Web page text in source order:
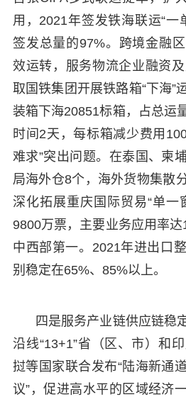
用，2021年签发铁海联运“一
签发总量的97%。跨境金融
效运转，服务物流企业融资
取国铁集团开展铁路箱“下海”
装箱下海20851标箱，占总运
时间2天，每标箱减少费用
难求”突出问题。在泰国、柬
局海外仓8个，海外货物集散
深化拓展重庆国际贸易“单一
9800万票，主要业务应用率
中西部第一。2021年进出口
别稳定在65%、85%以上。
四是服务产业链供应链稳
沿线“13+1”省（区、市）和
挝等国家联合发布“陆海新通
议”，促进高水平的区域经济